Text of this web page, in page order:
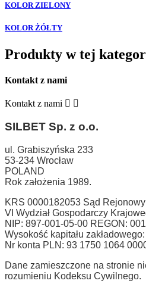
KOLOR ZIELONY
KOLOR ŻÓŁTY
Produkty w tej
Kontakt z nami
Kontakt z nami
SILBET Sp. z o.o.
ul. Grabiszyńska 233
53-234 Wrocław
POLAND
Rok założenia 1989.
KRS 0000182053 Sąd
VI Wydział Gospodarczy
NIP: 897-001-05-00 REGON:
Wysokość kapitału
Nr konta PLN: 93 1750 1064
Dane zamieszczone na stronie
rozumieniu Kodeksu Cywilnego.